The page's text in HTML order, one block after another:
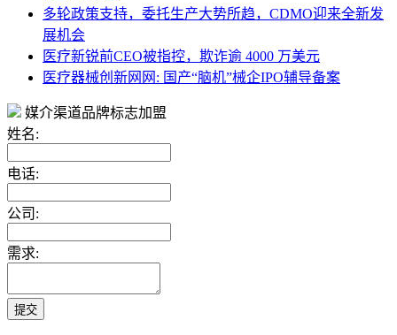
多轮政策支持，委托生产大势所趋，CDMO迎来全新发
展机会
医疗新锐前CEO被指控，欺诈逾 4000 万美元
医疗器械创新网网: 国产“脑机”械企IPO辅导备案
媒介渠道品牌标志加盟
姓名:
电话:
公司:
需求:
提交